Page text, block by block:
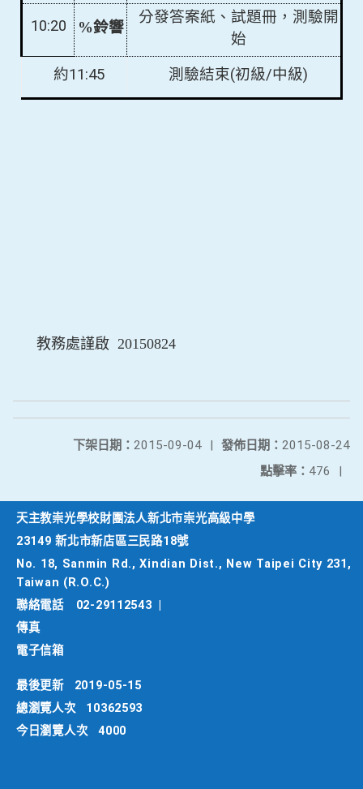
10:20 %鈴響
分發答案紙、試題冊，測驗開
始
約11:45 測驗結束(初級/中級)
教務處謹啟 20150824
發佈日期： 2015-08-24
下架日期： 2015-09-04
|
點擊率： 476 |
天主教崇光學校財團法人新北市崇光高級中學
23149 新北市新店區三民路18號
No. 18, Sanmin Rd., Xindian Dist., New Taipei City 231,
Taiwan (R.O.C.)
聯絡電話
02-29112543
傳真
電子信箱
最後更新
2019-05-15
總瀏覽人次
10362593
今日瀏覽人次
4000